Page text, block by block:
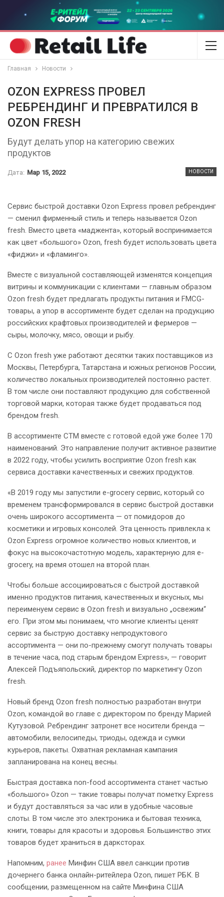
Главная Новости
OZON EXPRESS ПРОВЕЛ
РЕБРЕНДИНГ И ПРЕВРАТИЛСЯ В
OZON FRESH
Будут делать упор на категорию свежих
продуктов
НОВОСТИ
Дата: Мар 15, 2022
Сервис быстрой доставки Ozon Express провел ребрендинг
— сменил фирменный стиль и теперь называется Ozon
fresh. Вместо цвета «маджента», который воспринимается
как цвет «большого» Ozon, fresh будет использовать цвета
«фиджи» и «фламинго».
Вместе с визуальной составляющей изменятся концепция
витрины и коммуникации с клиентами — главным образом
Ozon fresh будет предлагать продукты питания и FMCG-
товары, а упор в ассортименте будет сделан на продукцию
российских крафтовых производителей и фермеров —
сыры, молочку, мясо, овощи и рыбу.
С Ozon fresh уже работают десятки таких поставщиков из
Москвы, Петербурга, Татарстана и южных регионов России,
количество локальных производителей постоянно растет.
В том числе они поставляют продукцию для собственной
торговой марки, которая также будет продаваться под
брендом fresh.
В ассортименте СТМ вместе с готовой едой уже более 170
наименований. Это направление получит активное развитие
в 2022 году, чтобы усилить восприятие Ozon fresh как
сервиса доставки качественных и свежих продуктов.
«В 2019 году мы запустили e-grocery сервис, который со
временем трансформировался в сервис быстрой доставки
очень широкого ассортимента — от помидоров до
косметики и игровых консолей. Эта ценность привлекла к
Ozon Express огромное количество новых клиентов, и
фокус на высокочастотную модель, характерную для e-
grocery, на время отошел на второй план.
Чтобы больше ассоциироваться с быстрой доставкой
именно продуктов питания, качественных и вкусных, мы
переименуем сервис в Ozon fresh и визуально „освежим“
его. При этом мы понимаем, что многие клиенты ценят
сервис за быструю доставку непродуктового
ассортимента — они по-прежнему смогут получать товары
в течение часа, под старым брендом Express», — говорит
Алексей Подъяпольский, директор по маркетингу Ozon
fresh.
Новый бренд Ozon fresh полностью разработан внутри
Ozon, командой во главе с директором по бренду Марией
Кутузовой. Ребрендинг затронет все носители бренда —
автомобили, велосипеды, триоды, одежда и сумки
курьеров, пакеты. Охватная рекламная кампания
запланирована на конец весны.
Быстрая доставка non-food ассортимента станет частью
«большого» Ozon — такие товары получат пометку Express
и будут доставляться за час или в удобные часовые
слоты. В том числе это электроника и бытовая техника,
книги, товары для красоты и здоровья. Большинство этих
товаров будет храниться в дарксторах.
Напомним, ранее Минфин США ввел санкции против
дочернего банка онлайн-ритейлера Ozon, пишет РБК. В
сообщении, размещенном на сайте Минфина США